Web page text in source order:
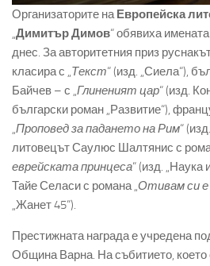
Организаторите наЕвропейска
„Димитър Димов“ обявиха
днес. За авторитетния приз
класира с „Текст“ (изд. „Сиела“),
Байчев – с „Глиненият цар“ (изд.
български роман „Развитие“),
„Проповед за падането на Рим“
литовецът Саулюс Шалтянис с
еврейската принцеса“ (изд. „Наука
Тайе Селаси с романа „Отивам си е
„Жанет 45“).
Престижната награда е учредена
Община Варна. На събитието, което